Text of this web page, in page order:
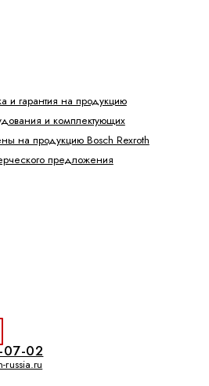
и гарантия на продукцию
и комплектующих
на продукцию Bosch Rexroth
предложения
02
russia.ru